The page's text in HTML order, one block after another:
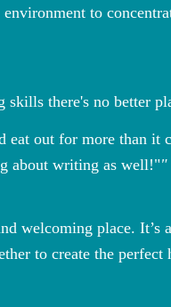
to
there's no better
eat out for more than
about writing as well!"
welcoming place.
to create the